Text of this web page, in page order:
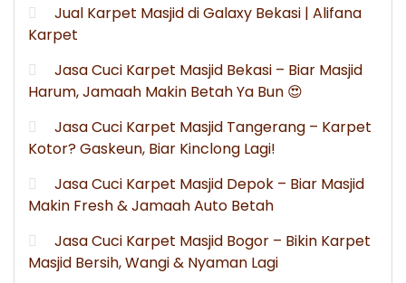
Jual Karpet Masjid di Galaxy Bekasi | Alifana
Karpet
Jasa Cuci Karpet Masjid Bekasi – Biar Masjid
Harum, Jamaah Makin Betah Ya Bun 😍
Jasa Cuci Karpet Masjid Tangerang – Karpet
Kotor? Gaskeun, Biar Kinclong Lagi!
Jasa Cuci Karpet Masjid Depok – Biar Masjid
Makin Fresh & Jamaah Auto Betah
Jasa Cuci Karpet Masjid Bogor – Bikin Karpet
Masjid Bersih, Wangi & Nyaman Lagi